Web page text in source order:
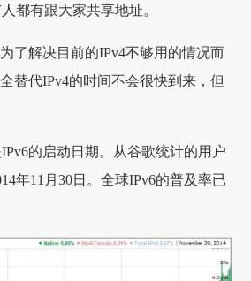
都有跟大家共享地址。
了解决目前的IPv4不够用的情况而
替代IPv4的时间不会很快到来，但
IPv6的启动日期。从谷歌统计的用户
年11月30日。全球IPv6的普及率已